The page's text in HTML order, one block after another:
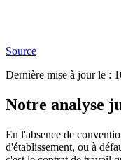
Source
Dernière mise à jour le :
Notre analyse
En l'absence de
d'établissement, ou à